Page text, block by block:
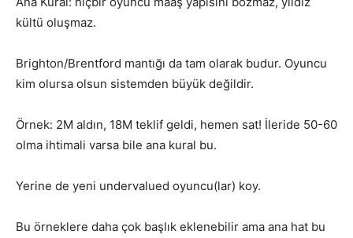
kültü oluşmaz.
Brighton/Brentford mantığı da tam olarak budur. Oyuncu
kim olursa olsun sistemden büyük değildir.
Örnek: 2M aldın, 18M teklif geldi, hemen sat! İleride 50-60
olma ihtimali varsa bile ana kural bu.
Yerine de yeni undervalued oyuncu(lar) koy.
Bu örneklere daha çok başlık eklenebilir ama ana hat bu